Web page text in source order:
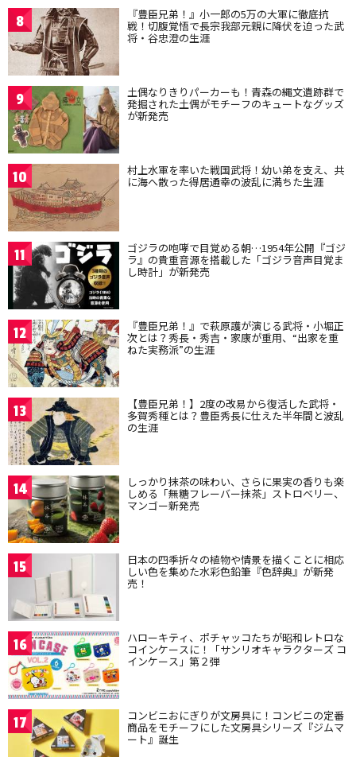
8 『豊臣兄弟！』小一郎の5万の大軍に徹底抗
戦！切腹覚悟で長宗我部元親に降伏を迫った武
将・谷忠澄の生涯
9 土偶なりきりパーカーも！青森の縄文遺跡群で
発掘された土偶がモチーフのキュートなグッズ
が新発売
10 村上水軍を率いた戦国武将！幼い弟を支え、共
に海へ散った得居通幸の波乱に満ちた生涯
11 ゴジラの咆哮で目覚める朝…1954年公開『ゴジ
ラ』の貴重音源を搭載した「ゴジラ音声目覚ま
し時計」が新発売
12 『豊臣兄弟！』で萩原護が演じる武将・小堀正
次とは？秀長・秀吉・家康が重用、“出家を重
ねた実務派”の生涯
13 【豊臣兄弟！】2度の改易から復活した武将・
多賀秀種とは？豊臣秀長に仕えた半年間と波乱
の生涯
14 しっかり抹茶の味わい、さらに果実の香りも楽
しめる「無糖フレーバー抹茶」ストロベリー、
マンゴー新発売
15 日本の四季折々の植物や情景を描くことに相応
しい色を集めた水彩色鉛筆『色辞典』が新発
売！
16 ハローキティ、ポチャッコたちが昭和レトロな
コインケースに！「サンリオキャラクターズ コ
インケース」第２弾
17 コンビニおにぎりが文房具に！コンビニの定番
商品をモチーフにした文房具シリーズ『ジムマ
ート』誕生